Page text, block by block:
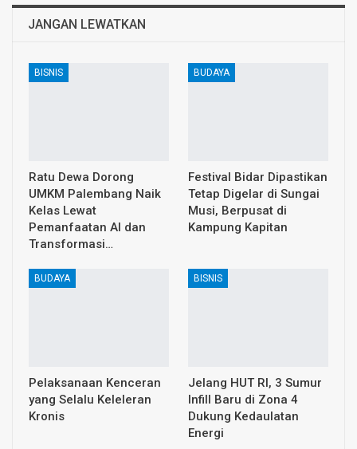
JANGAN LEWATKAN
BISNIS
Ratu Dewa Dorong
UMKM Palembang Naik
Kelas Lewat
Pemanfaatan AI dan
Transformasi…
BUDAYA
Festival Bidar Dipastikan
Tetap Digelar di Sungai
Musi, Berpusat di
Kampung Kapitan
BUDAYA
Pelaksanaan Kenceran
yang Selalu Keleleran
Kronis
BISNIS
Jelang HUT RI, 3 Sumur
Infill Baru di Zona 4
Dukung Kedaulatan
Energi